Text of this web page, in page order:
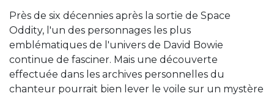
Près de six décennies après la sortie de Space
Oddity, l'un des personnages les plus
emblématiques de l'univers de David Bowie
continue de fasciner. Mais une découverte
effectuée dans les archives personnelles du
chanteur pourrait bien lever le voile sur un mystère